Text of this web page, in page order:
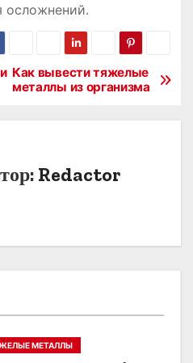
осложнений․
Как вывести тяжелые
металлы из организма
Redactor
МЕТАЛЛЫ